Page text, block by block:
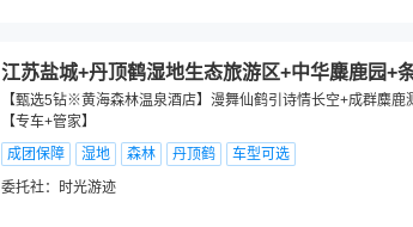
江苏盐城+丹顶鹤湿地生态旅游区+中华麋鹿园+
【甄选5钻※黄海森林温泉酒店】漫舞仙鹤引诗情长空+成群麋
【专车+管家】
成团保障
湿地 森林 丹顶鹤
车型可选
委托社： 时光游迹